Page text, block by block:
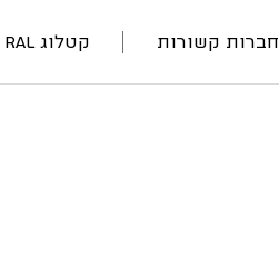
חברות קשורות קטלוג RAL